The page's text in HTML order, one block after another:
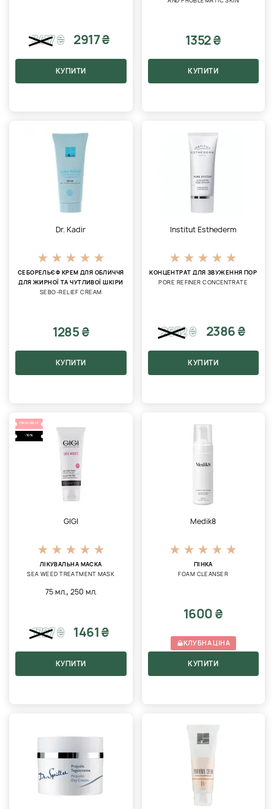
3417₴ 2917 ₴
КУПИТИ
1352 ₴
КУПИТИ
Dr. Kadir
СЕБОРЕЛЬЄФ КРЕМ ДЛЯ ОБЛИЧЧЯ
ДЛЯ ЖИРНОЇ ТА ЧУТЛИВОЇ ​​ШКІРИ
SEBO-RELIEF CREAM
1285 ₴
КУПИТИ
Institut Esthederm
КОНЦЕНТРАТ ДЛЯ ЗВУЖЕННЯ ПОР
PORE REFINER CONCENTRATE
2652₴ 2386 ₴
КУПИТИ
FINAL SALE
-10%
GIGI
ЛІКУВАЛЬНА МАСКА
SEA WEED TREATMENT MASK
75 мл., 250 мл.
1727₴ 1461 ₴
КУПИТИ
Medik8
ПІНКА
FOAM CLEANSER
1600 ₴
КЛУБНА ЦІНА
КУПИТИ